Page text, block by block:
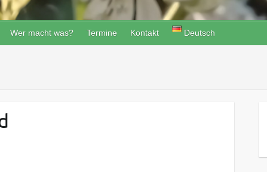
Wer macht was? Termine Kontakt Deutsch